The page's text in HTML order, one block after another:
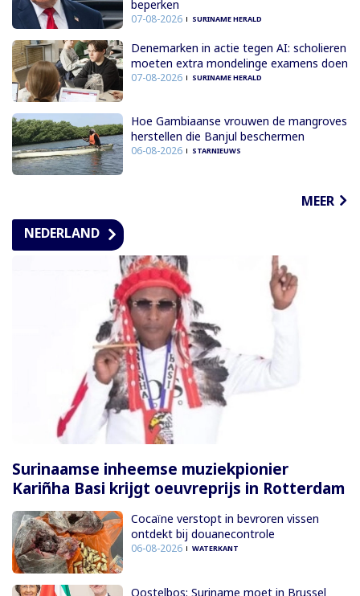
beperken
07-08-2026 SURINAME HERALD
Denemarken in actie tegen AI: scholieren
moeten extra mondelinge examens doen
07-08-2026 SURINAME HERALD
Hoe Gambiaanse vrouwen de mangroves
herstellen die Banjul beschermen
06-08-2026 STARNIEUWS
MEER
NEDERLAND
Surinaamse inheemse muziekpionier
Kariñha Basi krijgt oeuvreprijs in Rotterdam
Cocaïne verstopt in bevroren vissen
ontdekt bij douanecontrole
06-08-2026 WATERKANT
Oostelbos: Suriname moet in Brussel